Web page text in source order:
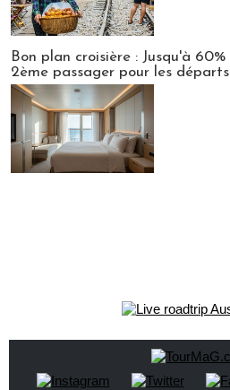
Bon plan croisière : Jusqu'à
2ème passager pour les